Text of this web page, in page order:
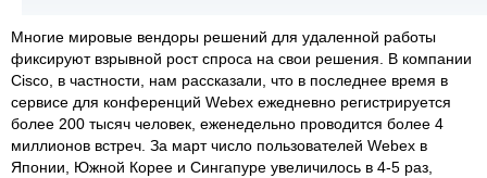
Многие мировые вендоры решений для удаленной работы
фиксируют взрывной рост спроса на свои решения. В компании
Cisco, в частности, нам рассказали, что в последнее время в
сервисе для конференций Webex ежедневно регистрируется
более 200 тысяч человек, еженедельно проводится более 4
миллионов встреч. За март число пользователей Webex в
Японии, Южной Корее и Сингапуре увеличилось в 4-5 раз,